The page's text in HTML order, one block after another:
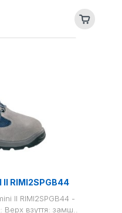
II RIMI2SPGB44
II RIMI2SPGB44 -
Верх взуття: замш..